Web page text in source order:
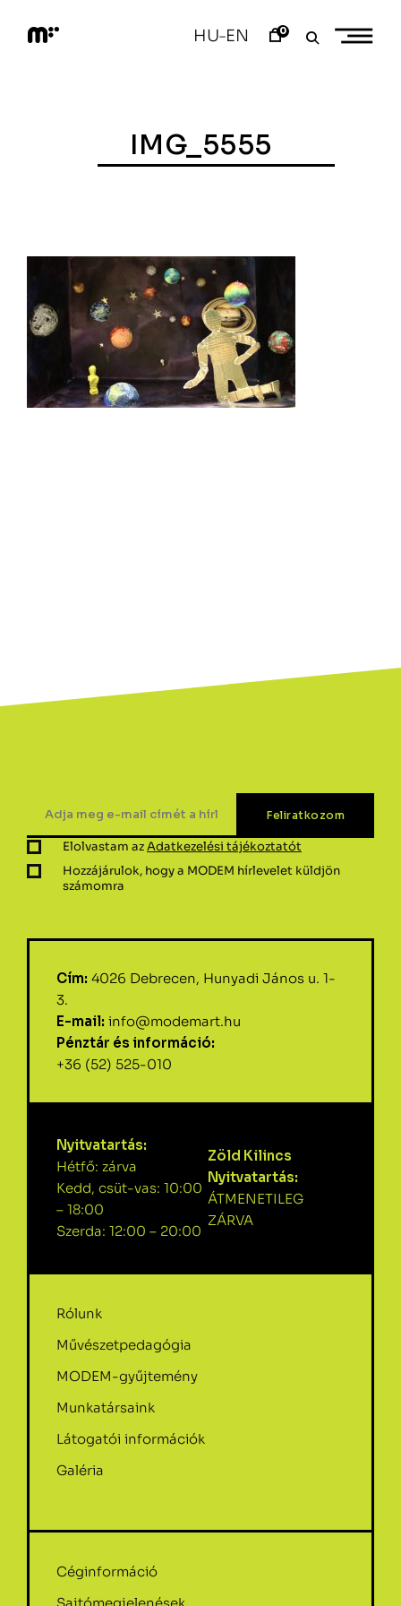
content
HU–EN 0
IMG_5555
Elolvastam azAdatkezelési tájékoztatót
Hozzájárulok, hogy a MODEM hírlevelet küldjön
számomra
Cím: 4026 Debrecen, Hunyadi János u. 1-
3.
E-mail: info@modemart.hu
Pénztár és információ:
+36 (52) 525-010
Nyitvatartás:
Hétfő: zárva
Kedd, csüt-vas: 10:00
– 18:00
Szerda: 12:00 – 20:00
Zöld Kilincs
Nyitvatartás:
ÁTMENETILEG
ZÁRVA
Rólunk
Művészetpedagógia
MODEM-gyűjtemény
Munkatársaink
Látogatói információk
Galéria
Céginformáció
Sajtómegjelenések